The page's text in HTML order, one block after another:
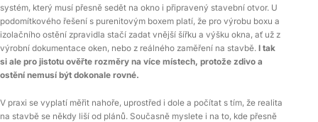
systém, který musí přesně sedět na okno i připravený stavební otvor. U
podomítkového řešení s purenitovým boxem platí, že pro výrobu boxu a
izolačního ostění zpravidla stačí zadat vnější šířku a výšku okna, ať už z
výrobní dokumentace oken, nebo z reálného zaměření na stavbě. I tak
si ale pro jistotu ověřte rozměry na více místech, protože zdivo a
ostění nemusí být dokonale rovné.
V praxi se vyplatí měřit nahoře, uprostřed i dole a počítat s tím, že realita
na stavbě se někdy liší od plánů. Současně myslete i na to, kde přesně